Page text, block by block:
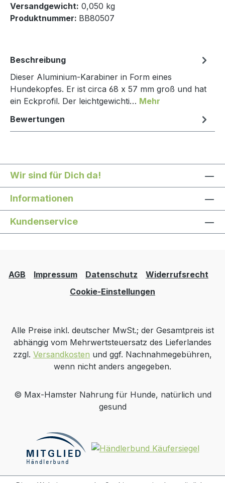
Versandgewicht: 0,050 kg
Produktnummer: BB80507
Beschreibung
Dieser Aluminium-Karabiner in Form eines
Hundekopfes. Er ist circa 68 x 57 mm groß und hat
ein Eckprofil. Der leichtgewichti… Mehr
Bewertungen
Wir sind für Dich da!
Informationen
Kundenservice
AGB Impressum Datenschutz
Widerrufsrecht
Cookie-Einstellungen
Alle Preise inkl. deutscher MwSt.; der Gesamtpreis ist
abhängig vom Mehrwertsteuersatz des Lieferlandes
zzgl. Versandkosten und ggf. Nachnahmegebühren,
wenn nicht anders angegeben.
© Max-Hamster Nahrung für Hunde, natürlich und
gesund